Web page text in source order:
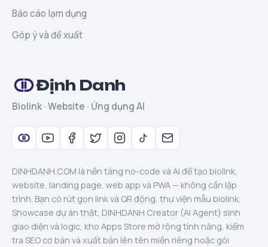
Báo cáo lạm dụng
Góp ý và đề xuất
Định Danh
Biolink · Website · Ứng dụng AI
DINHDANH.COM là nền tảng no-code và AI để tạo biolink,
website, landing page, web app và PWA — không cần lập
trình. Bạn có rút gọn link và QR động, thư viện mẫu biolink,
Showcase dự án thật, DINHDANH Creator (AI Agent) sinh
giao diện và logic, kho Apps Store mở rộng tính năng, kiểm
tra SEO cơ bản và xuất bản lên tên miền riêng hoặc gói